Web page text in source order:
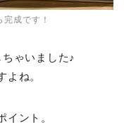
成です！
ちゃいました♪
よね。
イント。